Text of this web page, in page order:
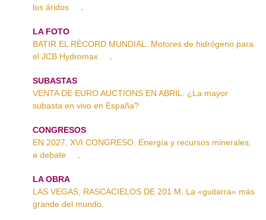
los áridos
LA FOTO
BATIR EL RÉCORD MUNDIAL. Motores de hidrógeno para
el JCB Hydromax
SUBASTAS
VENTA DE EURO AUCTIONS EN ABRIL. ¿La mayor
subasta en vivo en España?
CONGRESOS
EN 2027, XVI CONGRESO. Energía y recursos minerales,
a debate
LA OBRA
LAS VEGAS, RASCACIELOS DE 201 M. La «guitarra» más
grande del mundo.